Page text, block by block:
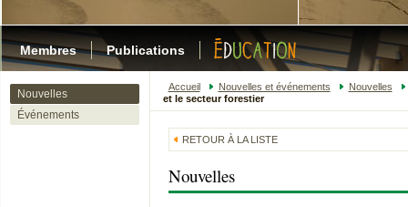
Membres Publications
Nouvelles
Événements
Accueil Nouvelles et événements
Nouvelles
et le secteur forestier
RETOUR À LA LISTE
Nouvelles